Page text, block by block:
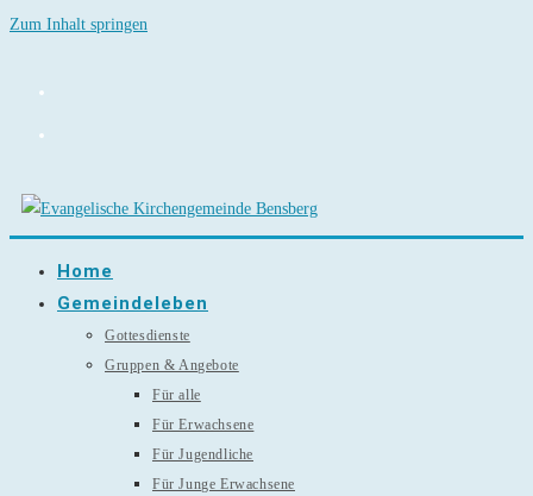
Zum Inhalt springen
Home
Gemeindeleben
Gottesdienste
Gruppen & Angebote
Für alle
Für Erwachsene
Für Jugendliche
Für Junge Erwachsene